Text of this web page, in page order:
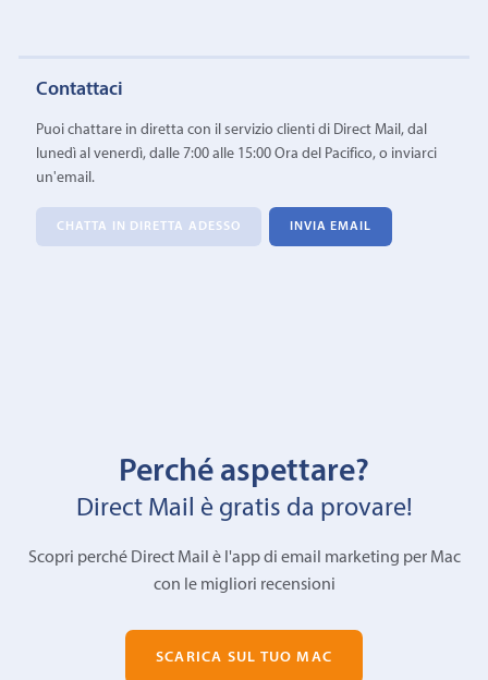
Contattaci
Puoi chattare in diretta con il servizio clienti di Direct Mail, dal
lunedì al venerdì, dalle 7:00 alle 15:00 Ora del Pacifico, o inviarci
un'email.
CHATTA IN DIRETTA ADESSO INVIA EMAIL
Perché aspettare?
Direct Mail è gratis da provare!
Scopri perché Direct Mail è l'app di email marketing per Mac
con le migliori recensioni
SCARICA SUL TUO MAC